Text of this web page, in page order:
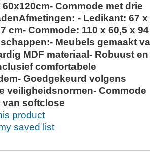
Commode met drie
- Ledikant: 67 x
cm- Commode: 110 x 60,5 x 94
Meubels gemaakt
MDF materiaal- Robuust en
comfortabele
Goedgekeurd volgens
veiligheidsnormen- Commode
softclose
product
saved list